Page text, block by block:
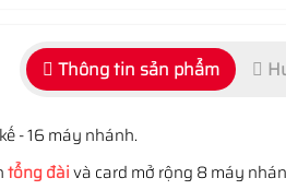
Thông tin sản phẩm
- 16 máy nhánh.
tổng đàivà card mở rộng 8 máy